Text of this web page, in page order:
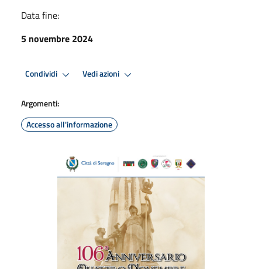
Data fine:
5 novembre 2024
Condividi Vedi azioni
Argomenti:
Accesso all'informazione